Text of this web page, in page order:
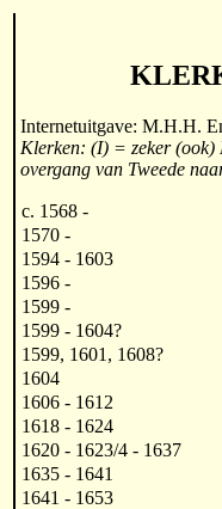
Internetuitgave: M.H.H.
Klerken: (I) = zeker (ook)
overgang van Tweede
c. 1568 -
1570 -
1594 - 1603
1596 -
1599 -
1599 - 1604?
1599, 1601, 1608?
1604
1606 - 1612
1618 - 1624
1620 - 1623/4 - 1637
1635 - 1641
1641 - 1653